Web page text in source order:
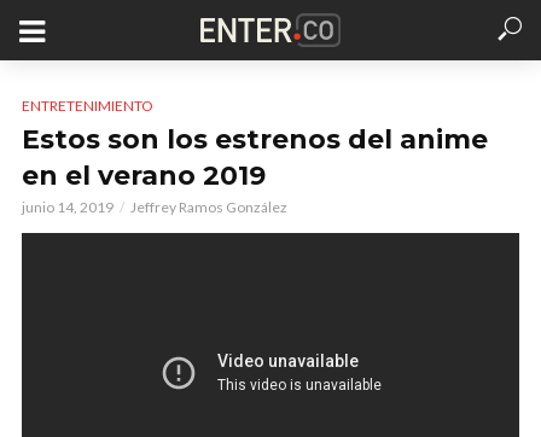
ENTRETENIMIENTO
Estos son los estrenos del anime
en el verano 2019
junio 14, 2019 Jeffrey Ramos González